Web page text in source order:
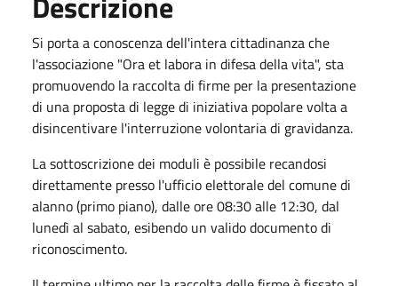
Si porta a conoscenza dell'intera cittadinanza che
l'associazione "Ora et labora in difesa della vita", sta
promuovendo la raccolta di firme per la presentazione
di una proposta di legge di iniziativa popolare volta a
disincentivare l'interruzione volontaria di gravidanza.
La sottoscrizione dei moduli è possibile recandosi
direttamente presso l'ufficio elettorale del comune di
alanno (primo piano), dalle ore 08:30 alle 12:30, dal
lunedì al sabato, esibendo un valido documento di
riconoscimento.